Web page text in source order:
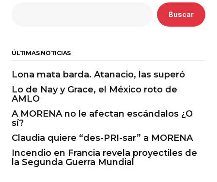
Buscar
ÚLTIMAS NOTICIAS
Lona mata barda. Atanacio, las superó
Lo de Nay y Grace, el México roto de
AMLO
A MORENA no le afectan escándalos ¿O
sí?
Claudia quiere “des-PRI-sar” a MORENA
Incendio en Francia revela proyectiles de
la Segunda Guerra Mundial